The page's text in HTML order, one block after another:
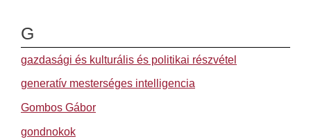
G
gazdasági és kulturális és politikai részvétel
generatív mesterséges intelligencia
Gombos Gábor
gondnokok